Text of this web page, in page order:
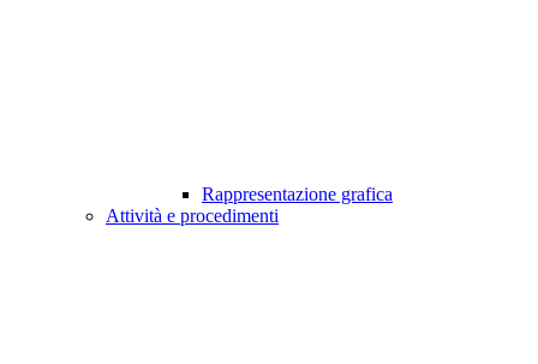
Rappresentazione grafica
Attività e procedimenti